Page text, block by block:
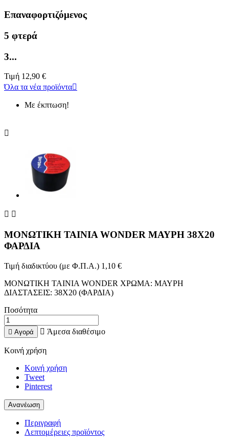
Επαναφορτιζόμενος
5 φτερά
3...
Τιμή 12,90 €
Όλα τα νέα προϊόντα
Με έκπτωση!

 
ΜΟΝΩΤΙΚΗ ΤΑΙΝΙΑ WONDER ΜΑΥΡΗ 38X20
ΦΑΡΔΙΑ
Τιμή διαδικτύου (με Φ.Π.Α.) 1,10 €
ΜΟΝΩΤΙΚΗ ΤΑΙΝΙΑ WONDER ΧΡΩΜΑ: ΜΑΥΡΗ
ΔΙΑΣΤΑΣΕΙΣ: 38X20 (ΦΑΡΔΙΑ)
Ποσότητα
 Αγορά  Άμεσα διαθέσιμο
Κοινή χρήση
Κοινή χρήση
Tweet
Pinterest
Περιγραφή
Λεπτομέρειες προϊόντος